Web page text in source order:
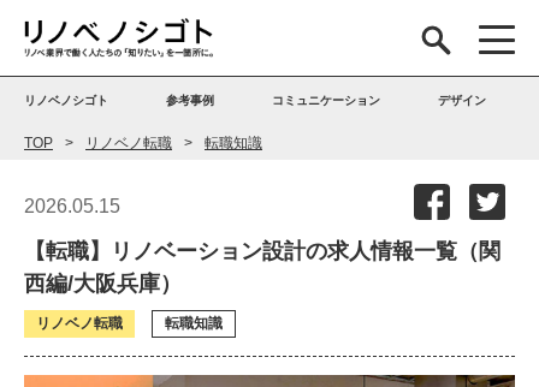
リノベノシゴト 参考事例 コミュニケーション デザイン
TOP リノベノ転職 転職知識
2026.05.15
【転職】リノベーション設計の求人情報一覧（関
西編/大阪兵庫）
リノベノ転職 転職知識